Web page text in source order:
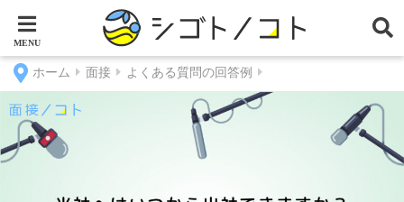
ホーム 面接 よくある質問の回答例